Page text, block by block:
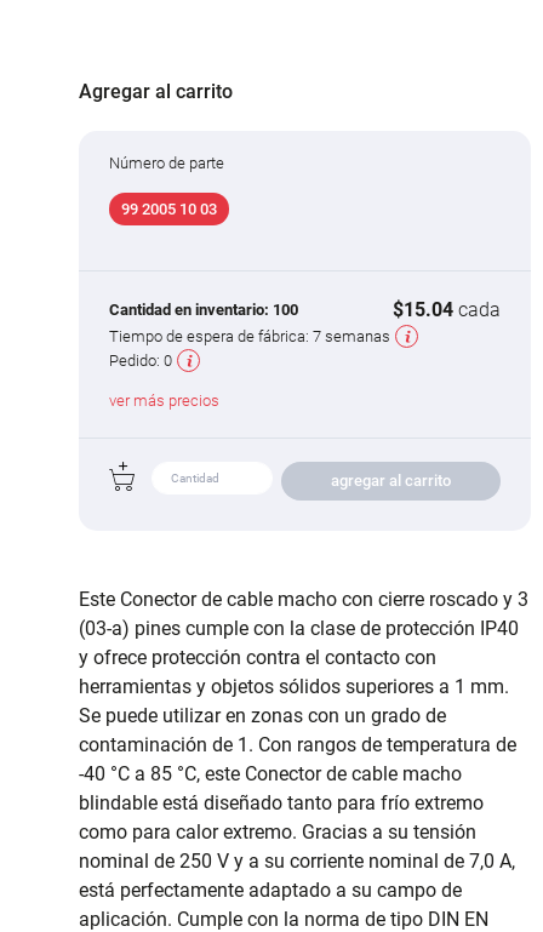
Agregar al carrito
Número de parte
99 2005 10 03
Cantidad en inventario: 100 $15.04 cada
Tiempo de espera de fábrica: 7 semanas
Pedido: 0
ver más precios
agregar al carrito
Este Conector de cable macho con cierre roscado y 3
(03-a) pines cumple con la clase de protección IP40
y ofrece protección contra el contacto con
herramientas y objetos sólidos superiores a 1 mm.
Se puede utilizar en zonas con un grado de
contaminación de 1. Con rangos de temperatura de
-40 °C a 85 °C, este Conector de cable macho
blindable está diseñado tanto para frío extremo
como para calor extremo. Gracias a su tensión
nominal de 250 V y a su corriente nominal de 7,0 A,
está perfectamente adaptado a su campo de
aplicación. Cumple con la norma de tipo DIN EN